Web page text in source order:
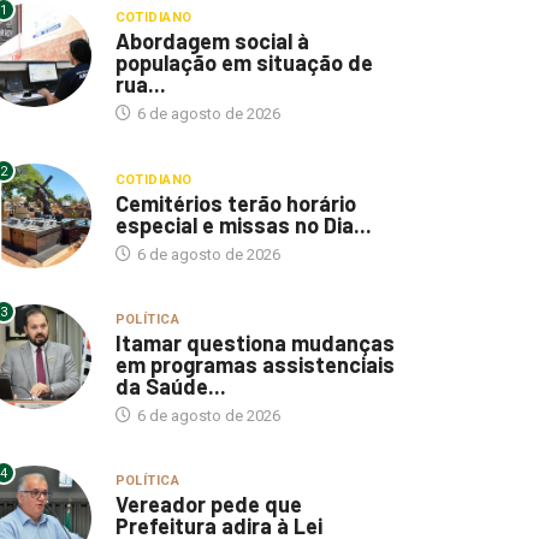
1 COTIDIANO
Abordagem social à
população em situação de
rua...
6 de agosto de 2026
2 COTIDIANO
Cemitérios terão horário
especial e missas no Dia...
6 de agosto de 2026
3 POLÍTICA
Itamar questiona mudanças
em programas assistenciais
da Saúde...
6 de agosto de 2026
4 POLÍTICA
Vereador pede que
Prefeitura adira à Lei